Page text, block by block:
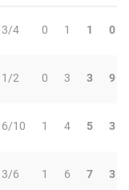
3/4 0 1 1 0
1/2 0 3 3 9
6/10 1 4 5 3
3/6 1 6 7 3